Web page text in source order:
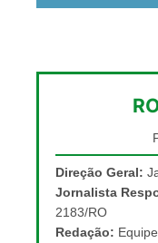
Direção Geral:
Jornalista
2183/RO
Redação: